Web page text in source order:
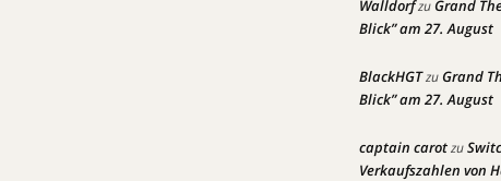
WalldorfzuGrand
Blick” am 27. August
BlackHGTzuGrand
Blick” am 27. August
captain carotzu
Verkaufszahlen von